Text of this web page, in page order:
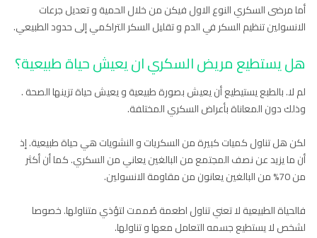
أما مرضى السكري النوع الاول فيكن من خلال الحمية و تعديل جرعات
الانسولين تنظيم السكر في الدم و تقليل السكر التراكمي إلى حدود الطبيعي.
هل يستطيع مريض السكري ان يعيش حياة طبيعية؟
لم لا. بالطبع يستيطيع أن يعيش بصورة طبيعية و يعيش حياة تزينها الصحة .
وذلك دون المعاناة بأعراض السكري المختلفة.
لكن هل تناول كميات كبيرة من السكريات و النشويات هي حياة طبيعية. إذ
أن ما يزيد عن نصف المجتمع من البالغين يعاني من السكري. كما أن أكثر
من 70% من البالغين يعانون من مقاومة الانسولين.
فالحياة الطبيعية لا تعني تناول اطعمة صُممت لتؤذي متناولها. خصوصا
لشخص لا يستطيع جسمه التعامل معها و تناولها.